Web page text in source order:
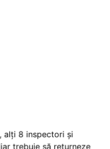
alți 8 inspectori și
trebuie să returneze